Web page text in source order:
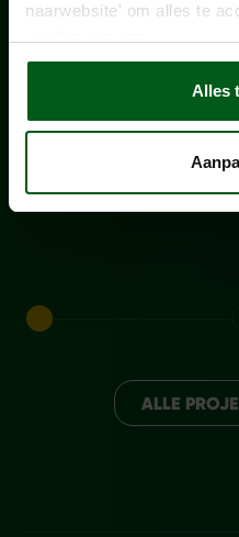
naarwebsite' om alles te
Alles
ALLE